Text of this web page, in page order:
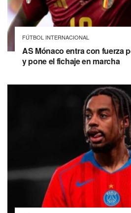
FÚTBOL INTERNACIONAL
AS Mónaco entra con fuerza
y pone el fichaje en marcha